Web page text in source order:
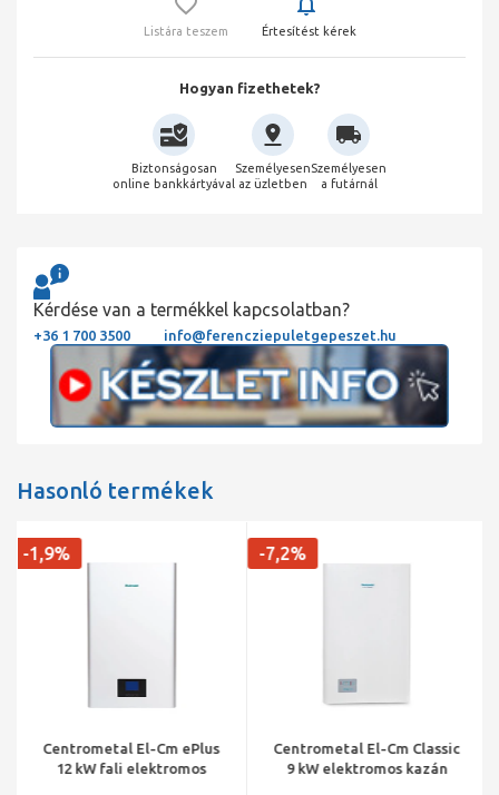
Listára teszem Értesítést kérek
Hogyan fizethetek?
Biztonságosan
online bankkártyával
Személyesen
az üzletben
Személyesen
a futárnál
Kérdése van a termékkel kapcsolatban?
+36 1 700 3500 info@ferencziepuletgepeszet.hu
Hasonló termékek
Centrometal El-Cm ePlus
12 kW fali elektromos
-1,9%
Centrometal El-Cm Classic
9 kW elektromos kazán
-7,2%